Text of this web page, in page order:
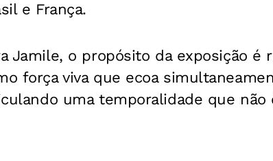
e França.
Jamile, o propósito da exposição
força viva que ecoa
uma temporalidade que não